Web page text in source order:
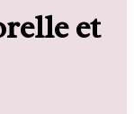
et